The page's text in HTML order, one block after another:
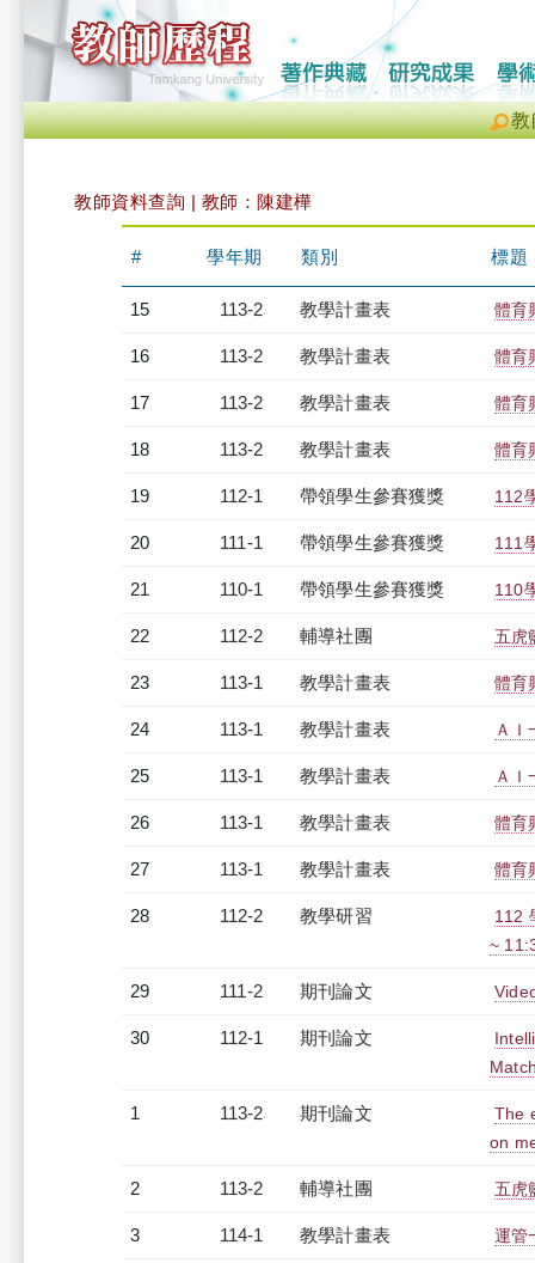
教
教師資料查詢 | 教師：陳建樺
# 學年期 類別 標題
15 113-2 教學計畫表 體育
16 113-2 教學計畫表 體育
17 113-2 教學計畫表 體育
18 113-2 教學計畫表 體育
19 112-1 帶領學生參賽獲獎 112
20 111-1 帶領學生參賽獲獎 111
21 110-1 帶領學生參賽獲獎 110
22 112-2 輔導社團 五虎
23 113-1 教學計畫表 體育
24 113-1 教學計畫表 Ａ
25 113-1 教學計畫表 Ａ
26 113-1 教學計畫表 體育
27 113-1 教學計畫表 體育
28 112-2 教學研習
112
~
29 111-2 期刊論文
30 112-1 期刊論文
1 113-2 期刊論文
The
on
2 113-2 輔導社團 五虎
3 114-1 教學計畫表 運管